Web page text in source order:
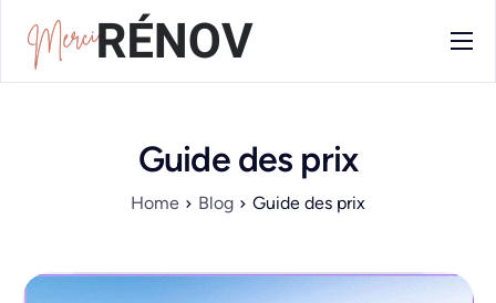
Blog
Guide des prix
Home Blog Guide des prix